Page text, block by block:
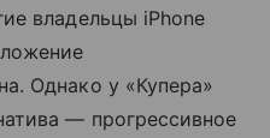
владельцы iPhone
Однако у «Купера»
— прогрессивное